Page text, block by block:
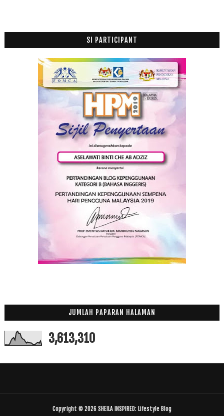
SI PARTICIPANT
JUMLAH PAPARAN HALAMAN
3,613,310
Copyright © 2026 SHEILA INSPIRED: Lifestyle Blog